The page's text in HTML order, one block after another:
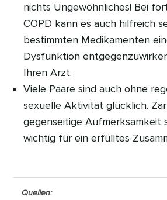
nichts Ungewöhnliches! Bei
COPD kann es auch hilfreich
bestimmten Medikamenten
Dysfunktion
Ihren Arzt.
Viele Paare sind auch ohne
sexuelle Aktivität glücklich.
gegenseitige Aufmerksamkeit
wichtig für ein erfülltes
Quellen: